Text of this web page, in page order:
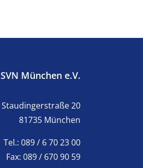
SVN München e.V.
Staudingerstraße 20
81735 München
Tel.: 089 / 6 70 23 00
Fax: 089 / 670 90 59